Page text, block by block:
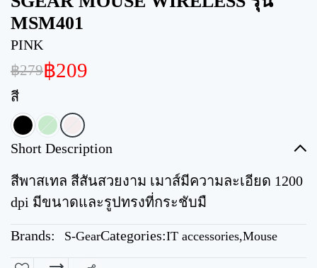
MSM401
PINK
฿279฿209
สี
Short Description
สีพาสเทล สีสันสวยงาม เมาส์มีความละเอียด 1200
dpi มีขนาดและรูปทรงที่กระชับมื
Brands: S-GearCategories:IT accessories,Mouse